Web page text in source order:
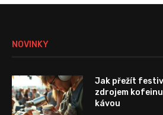
NOVINKY
Jak přežít
zdrojem
kávou